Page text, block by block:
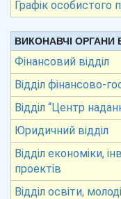
Графік особистого
ВИКОНАВЧІ ОРГАНИ
Фінансовий відділ
Відділ фінансово-
Відділ “Центр
Юридичний відділ
Відділ економіки,
проектів
Відділ освіти,